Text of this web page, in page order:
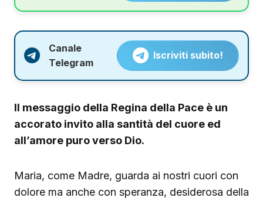
Canale
Telegram
Iscriviti subito!
Il messaggio della Regina della Pace è un
accorato invito alla santità del cuore ed
all’amore puro verso Dio.
Maria, come Madre, guarda ai nostri cuori con
dolore ma anche con speranza, desiderosa della